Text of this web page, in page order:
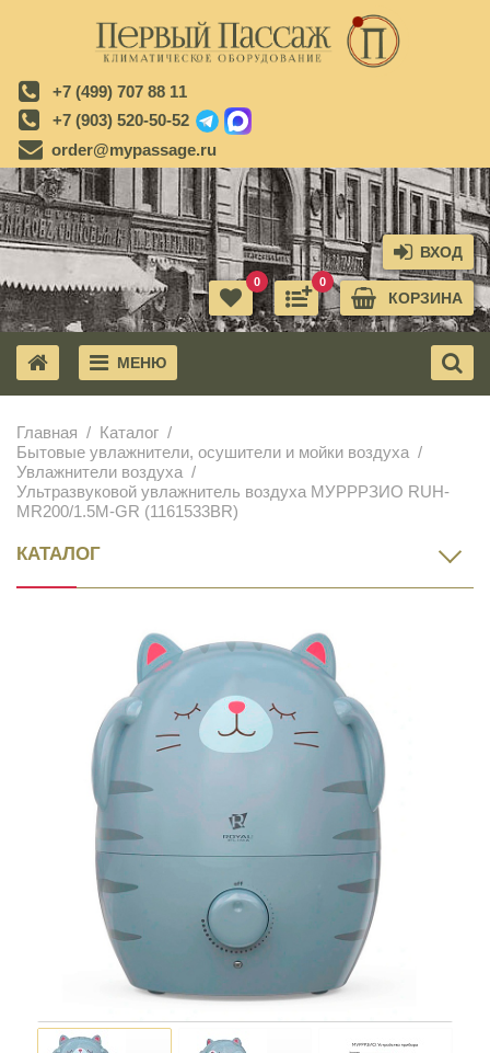
+7 (499) 707 88 11
+7 (903) 520-50-52
order@mypassage.ru
ВХОД
КОРЗИНА
0
0
МЕНЮ
Главная
Каталог
Бытовые увлажнители, осушители и мойки воздуха
Увлажнители воздуха
Ультразвуковой увлажнитель воздуха МУРРРЗИО RUH-
MR200/1.5M-GR (1161533BR)
КАТАЛОГ